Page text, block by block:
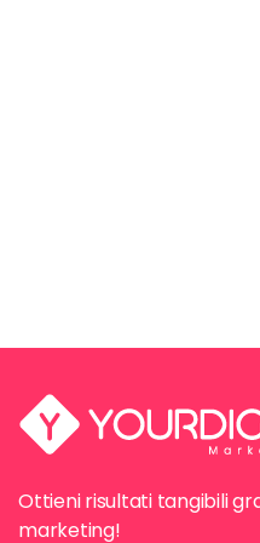
Ottieni risultati tangibili
marketing!